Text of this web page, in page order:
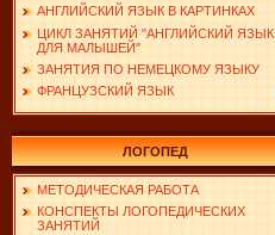
АНГЛИЙСКИЙ ЯЗЫК В КАРТИНКАХ
ЦИКЛ ЗАНЯТИЙ "АНГЛИЙСКИЙ ЯЗЫК
ДЛЯ МАЛЫШЕЙ"
ЗАНЯТИЯ ПО НЕМЕЦКОМУ ЯЗЫКУ
ФРАНЦУЗСКИЙ ЯЗЫК
ЛОГОПЕД
МЕТОДИЧЕСКАЯ РАБОТА
КОНСПЕКТЫ ЛОГОПЕДИЧЕСКИХ
ЗАНЯТИЙ